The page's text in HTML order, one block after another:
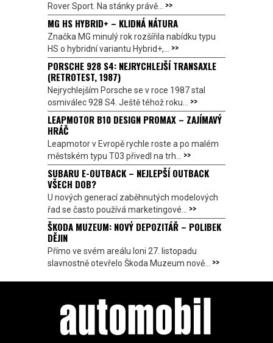
Rover Sport. Na stánky právě... >>
MG HS HYBRID+ – KLIDNÁ NÁTURA
Značka MG minulý rok rozšířila nabídku typu
HS o hybridní variantu Hybrid+,... >>
PORSCHE 928 S4: NEJRYCHLEJŠÍ TRANSAXLE
(RETROTEST, 1987)
Nejrychlejším Porsche se v roce 1987 stal
osmiválec 928 S4. Ještě téhož roku... >>
LEAPMOTOR B10 DESIGN PROMAX – ZAJÍMAVÝ
HRÁČ
Leapmotor v Evropě rychle roste a po malém
městském typu T03 přivedl na trh... >>
SUBARU E-OUTBACK – NEJLEPŠÍ OUTBACK
VŠECH DOB?
U nových generací zaběhnutých modelových
řad se často používá marketingové... >>
ŠKODA MUZEUM: NOVÝ DEPOZITÁŘ – POLIBEK
DĚJIN
Přímo ve svém areálu loni 27. listopadu
slavnostně otevřelo Škoda Muzeum nově... >>